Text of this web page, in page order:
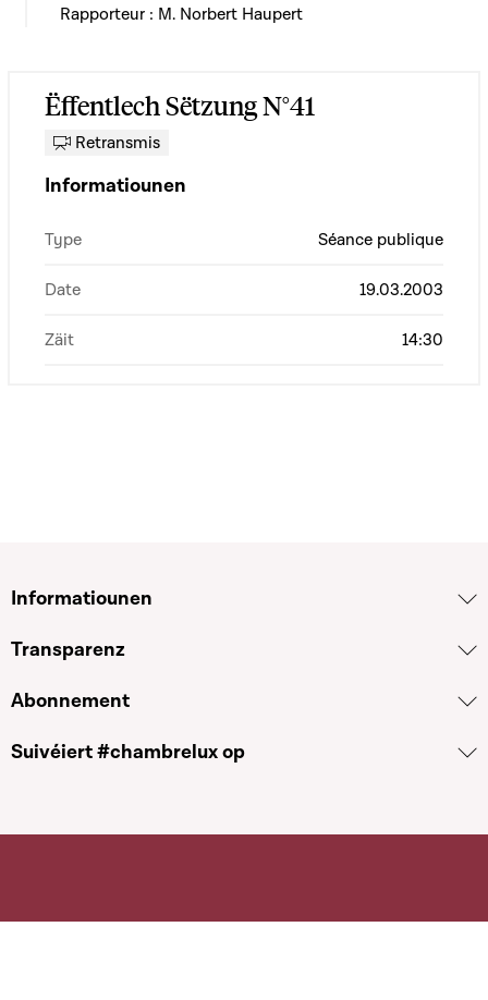
Rapporteur : M. Norbert Haupert
Ëffentlech Sëtzung N°41
Retransmis
Informatiounen
Type Séance publique
Date 19.03.2003
Zäit 14:30
Informatiounen
Transparenz
Abonnement
Suivéiert #chambrelux op